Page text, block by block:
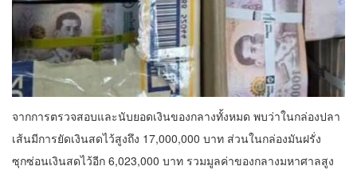
จากการตรวจสอบและนับยอดเงินของกลางทั้งหมด พบว่าในกล่องปลา
เส้นมีการยัดเงินสดไว้สูงถึง 17,000,000 บาท ส่วนในกล่องมันฝรั่ง
ซุกซ่อนเงินสดไว้อีก 6,023,000 บาท รวมมูลค่าของกลางมหาศาลสูง